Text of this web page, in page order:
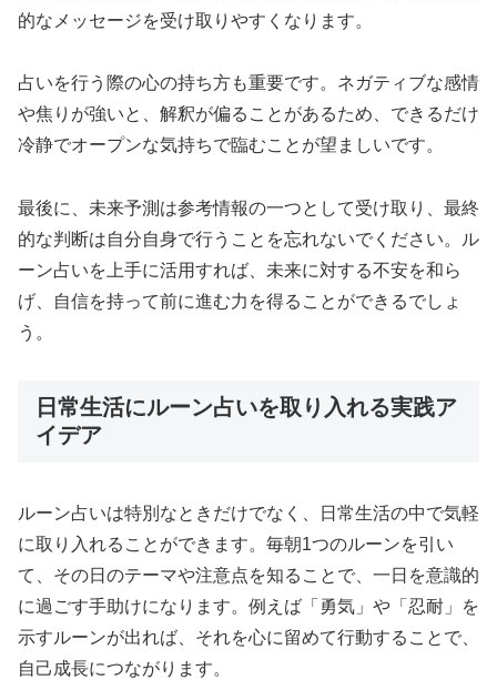
的なメッセージを受け取りやすくなります。
占いを行う際の心の持ち方も重要です。ネガティブな感情
や焦りが強いと、解釈が偏ることがあるため、できるだけ
冷静でオープンな気持ちで臨むことが望ましいです。
最後に、未来予測は参考情報の一つとして受け取り、最終
的な判断は自分自身で行うことを忘れないでください。ル
ーン占いを上手に活用すれば、未来に対する不安を和ら
げ、自信を持って前に進む力を得ることができるでしょ
う。
日常生活にルーン占いを取り入れる実践ア
イデア
ルーン占いは特別なときだけでなく、日常生活の中で気軽
に取り入れることができます。毎朝1つのルーンを引い
て、その日のテーマや注意点を知ることで、一日を意識的
に過ごす手助けになります。例えば「勇気」や「忍耐」を
示すルーンが出れば、それを心に留めて行動することで、
自己成長につながります。